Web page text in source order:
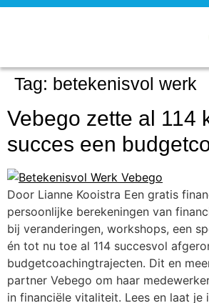
Tag: betekenisvol werk
Vebego zette al 114
succes een
Door Lianne Kooistra Een gratis
persoonlijke berekeningen van
bij veranderingen, workshops, een
én tot nu toe al 114 succesvol
budgetcoachingtrajecten. Dit en
partner Vebego om haar
in financiële vitaliteit. Lees en laat je